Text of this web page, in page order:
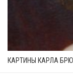
КАРТИНЫ КАРЛА